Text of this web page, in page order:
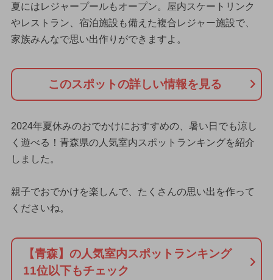
夏にはレジャープールもオープン。屋内スケートリンク
やレストラン、宿泊施設も備えた複合レジャー施設で、
家族みんなで思い出作りができますよ。
このスポットの詳しい情報を見る
2024年夏休みのおでかけにおすすめの、暑い日でも涼し
く遊べる！青森県の人気室内スポットランキングを紹介
しました。
親子でおでかけを楽しんで、たくさんの思い出を作って
くださいね。
【青森】の人気室内スポットランキング
11位以下もチェック